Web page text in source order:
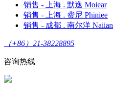
销售 - 上海 . 默逸 Moiear
销售 - 上海 . 费尼 Phiniee
销售 - 成都 . 南尔洋 Naiian
（+86）21-38228895
咨询热线